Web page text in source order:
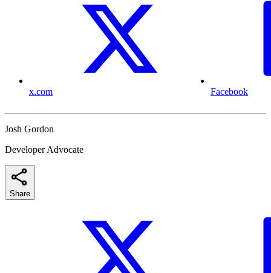
x.com Facebook
Josh Gordon
Developer Advocate
Share